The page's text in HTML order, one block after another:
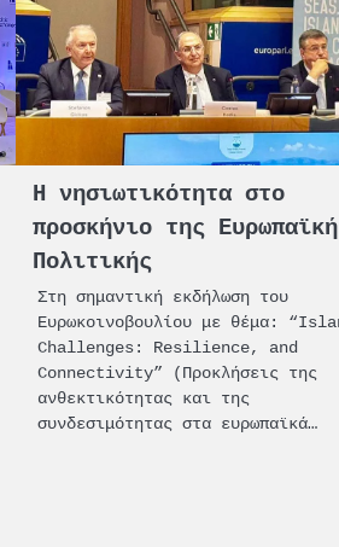
Η νησιωτικότητα στο
προσκήνιο της
Πολιτικής
Στη σημαντική εκδήλωση του
Ευρωκοινοβουλίου με θέμα:
Challenges: Resilience, and
Connectivity” (Προκλήσεις της
ανθεκτικότητας και της
συνδεσιμότητας στα ευρωπαϊκά…